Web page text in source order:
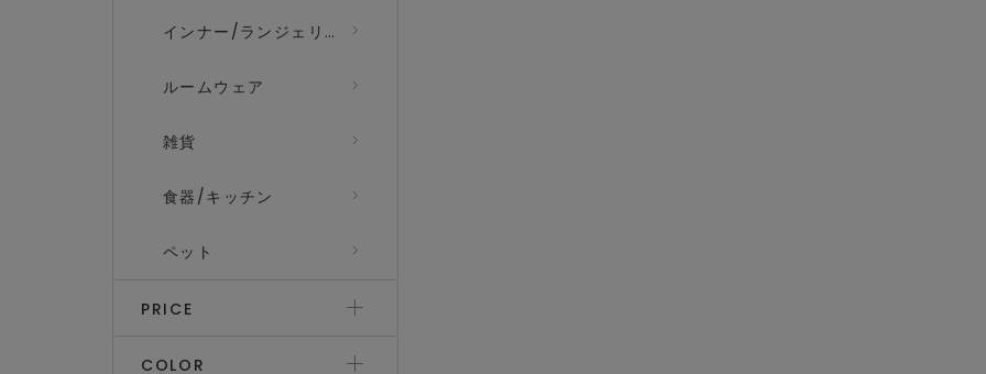
インナー/ランジェリー
ルームウェア
雑貨
食器/キッチン
ペット
PRICE
COLOR